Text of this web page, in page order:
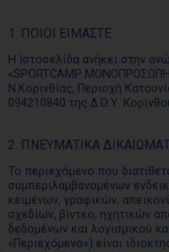
1. ΠΟΙΟΙ ΕΙΜΑΣΤΕ
Η Ιστοσελίδα ανήκει στην
«SPORTCAMP
Ν.Κορινθίας, Περιοχή
094210840 της Δ.Ο.Υ.
2. ΠΝΕΥΜΑΤΙΚΑ
Το περιεχόμενο που
συμπεριλαμβανομένων
κειμένων, γραφικών,
σχεδίων, βίντεο, ηχητικών
δεδομένων και λογισμικού
«Περιεχόμενο») είναι